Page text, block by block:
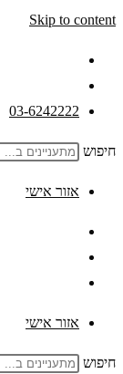
Skip to content
03-6242222
חיפוש
אזור אישי
אזור אישי
חיפוש